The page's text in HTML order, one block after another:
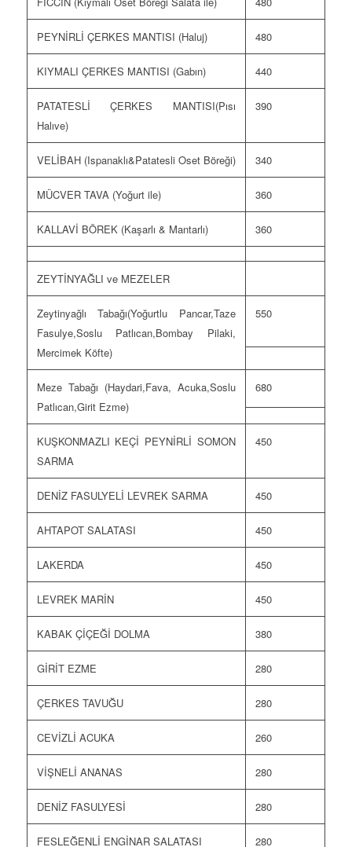
PEYNİRLİ ÇERKES MANTISI (Haluj) 480
KIYMALI ÇERKES MANTISI (Gabın) 440
PATATESLİ ÇERKES MANTISI(Pısı
Halıve)
390
VELİBAH (Ispanaklı&Patatesli Oset Böreği) 340
MÜCVER TAVA (Yoğurt ile) 360
KALLAVİ BÖREK (Kaşarlı & Mantarlı) 360
ZEYTİNYAĞLI ve MEZELER
Zeytinyağlı Tabağı(Yoğurtlu Pancar,Taze
Fasulye,Soslu Patlıcan,Bombay Pilaki,
Mercimek Köfte)
550
Meze Tabağı (Haydari,Fava, Acuka,Soslu
Patlıcan,Girit Ezme)
680
KUŞKONMAZLI KEÇİ PEYNİRLİ SOMON
SARMA
450
DENİZ FASULYELİ LEVREK SARMA 450
AHTAPOT SALATASI 450
LAKERDA 450
LEVREK MARİN 450
KABAK ÇİÇEĞİ DOLMA 380
GİRİT EZME 280
ÇERKES TAVUĞU 280
CEVİZLİ ACUKA 260
VİŞNELİ ANANAS 280
DENİZ FASULYESİ 280
FESLEĞENLİ ENGİNAR SALATASI 280